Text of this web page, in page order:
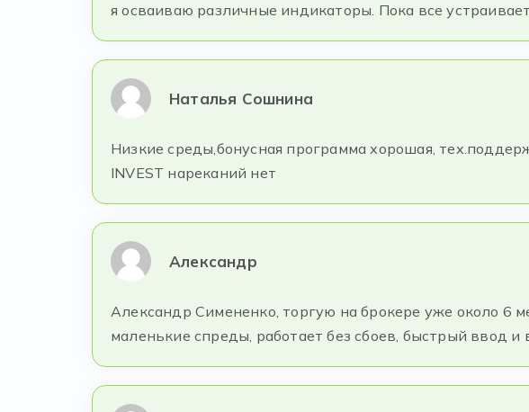
я осваиваю различные индикаторы. Пока все
Наталья Сошнина
Низкие среды,бонусная программа хорошая,
INVEST нареканий нет
Александр
Александр Симененко, торгую на брокере уже около 6
маленькие спреды, работает без сбоев, быстрый ввод и